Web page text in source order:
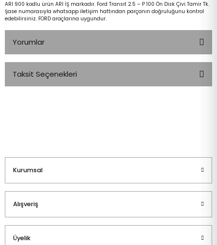
ARI 900 kodlu ürün ARI İŞ markadır. Ford Transıt 2.5 – P 100 Ön Disk Çivi Tamir Tk.
Şase numarasıyla whatsapp iletişim hattından parçanın doğruluğunu kontrol
edebilirsiniz. FORD araçlarına uygundur.
Yorumlar
Taksit Seçenekleri
Kurumsal
Alışveriş
Üyelik